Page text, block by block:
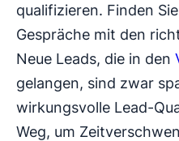
qualifizieren. Finden
Gespräche mit den
Neue Leads, die in den
gelangen, sind zwar
wirkungsvolle Lead-
Weg, um